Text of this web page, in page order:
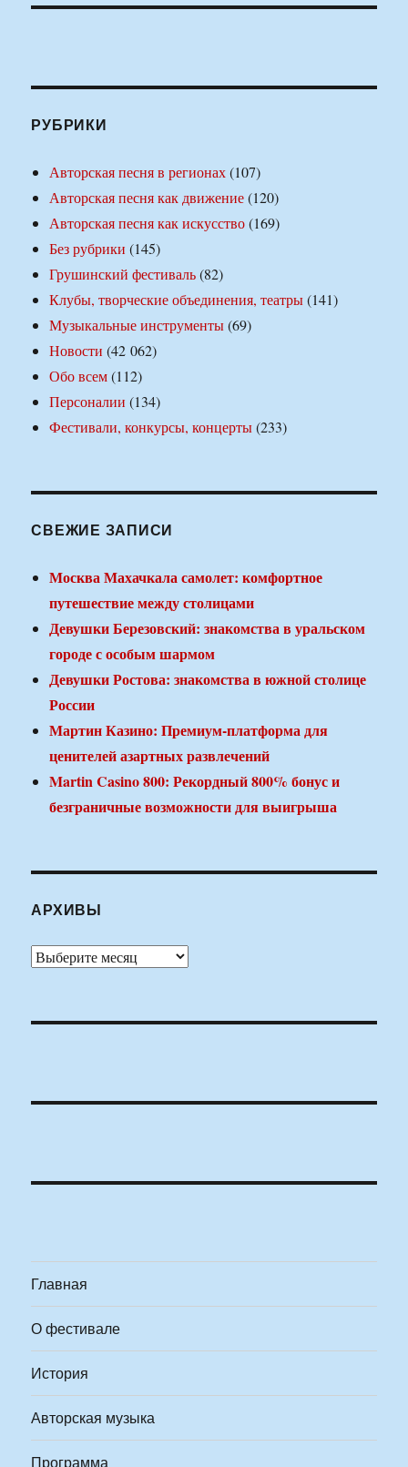
РУБРИКИ
Авторская песня в регионах(107)
Авторская песня как движение(120)
Авторская песня как искусство(169)
Без рубрики (145)
Грушинский фестиваль(82)
Клубы, творческие объединения, театры(141)
Музыкальные инструменты(69)
Новости (42 062)
Обо всем(112)
Персоналии (134)
Фестивали, конкурсы, концерты(233)
СВЕЖИЕ ЗАПИСИ
Москва Махачкала самолет: комфортное
путешествие между столицами
Девушки Березовский: знакомства в уральском
городе с особым шармом
Девушки Ростова: знакомства в южной столице
России
Мартин Казино: Премиум-платформа для
ценителей азартных развлечений
Martin Casino 800: Рекордный 800% бонус и
безграничные возможности для выигрыша
АРХИВЫ
Архивы
Главная
О фестивале
История
Авторская музыка
Программа